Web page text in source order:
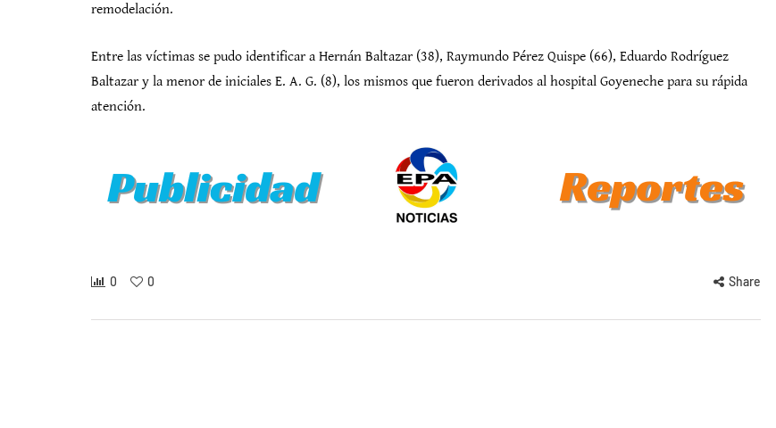
remodelación.
Entre las víctimas se pudo identificar a Hernán Baltazar (38), Raymundo Pérez Quispe (66), Eduardo Rodríguez
Baltazar y la menor de iniciales E. A. G. (8), los mismos que fueron derivados al hospital Goyeneche para su rápida
atención.
0 0 Share